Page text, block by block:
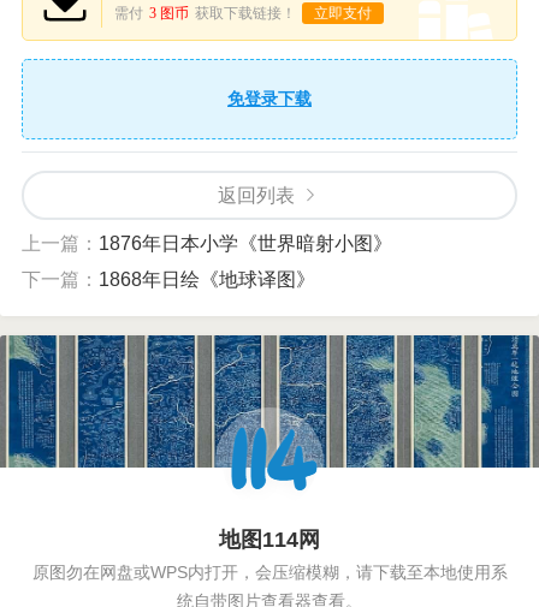
需付 3 图币 获取下载链接！ 立即支付
免登录下载
返回列表
上一篇： 1876年日本小学《世界暗射小图》
下一篇： 1868年日绘《地球译图》
地图114网
原图勿在网盘或WPS内打开，会压缩模糊，请下载至本地使用系
统自带图片查看器查看。